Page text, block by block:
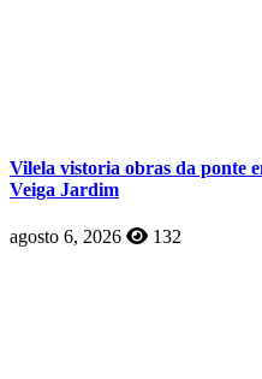
Vilela vistoria obras da ponte
Veiga Jardim
agosto 6, 2026 132